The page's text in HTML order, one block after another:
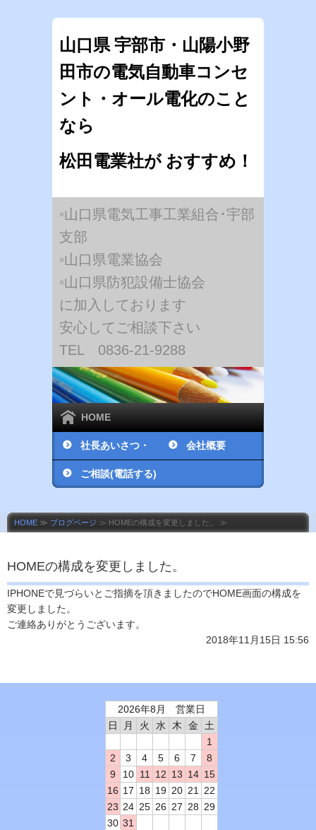
山口県 宇部市・山陽小野
田市の電気自動車コンセ
ント・オール電化のこと
なら
松田電業社が おすすめ！
◦山口県電気工事工業組合･宇部
支部
◦山口県電業協会
◦山口県防犯設備士協会
に加入しております
安心してご相談下さい
TEL 0836-21-9288
HOME
社長あいさつ・
社員紹介
会社概要
ご相談(電話する)
HOME ≫ ブログページ ≫ HOMEの構成を変更しました。 ≫
HOMEの構成を変更しました。
IPHONEで見づらいとご指摘を頂きましたのでHOME画面の構成を
変更しました。
ご連絡ありがとうございます。
2018年11月15日 15:56
2026年8月 営業日
日
月 火 水 木 金
土
1
2
3 4 5 6 7
8
9
10 11 12 13 14 15
16 17 18 19 20 21
22
23 24 25 26 27 28 29
30 31